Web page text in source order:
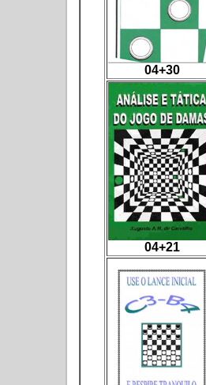
04+30
04+21